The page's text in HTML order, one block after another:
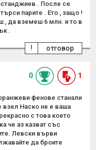
. После се
парите . Ето , защо !
, да вземеш 6 млн. и то в
.
отговор
!
0 1
фенове станали
взел Наско не е ваша
с това което
че аз казват със
Левски върви
да броите